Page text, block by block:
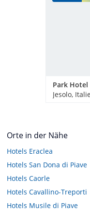
Park Hotel
Jesolo,
Orte in der Nähe
Hotels Eraclea
Hotels San Dona di Piave
Hotels Caorle
Hotels Cavallino-Treporti
Hotels Musile di Piave